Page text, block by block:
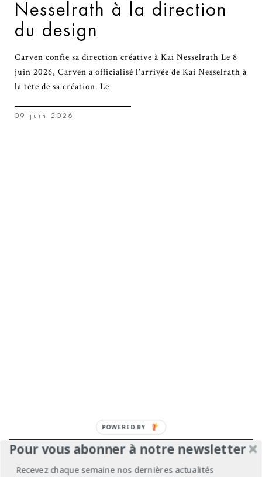
Nesselrath à la direction
du design
Carven confie sa direction créative à Kai Nesselrath Le 8
juin 2026, Carven a officialisé l'arrivée de Kai Nesselrath à
la tête de sa création. Le
09 juin 2026
Pour vous abonner à notre newsletter
Recevez chaque semaine nos dernières actualités
POWERED BY